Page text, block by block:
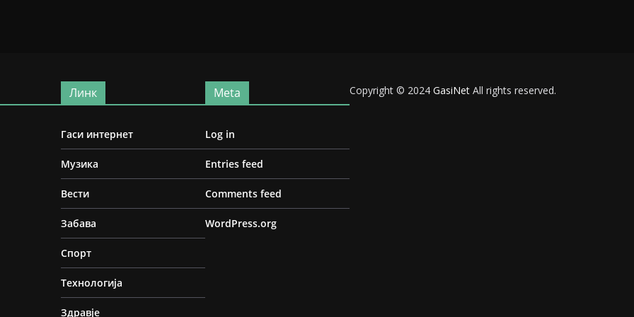
Линк
Гаси интернет
Музика
Вести
Забава
Спорт
Технологија
Здравје
Meta
Log in
Entries feed
Comments feed
WordPress.org
Copyright © 2024 GasiNet All rights reserved.